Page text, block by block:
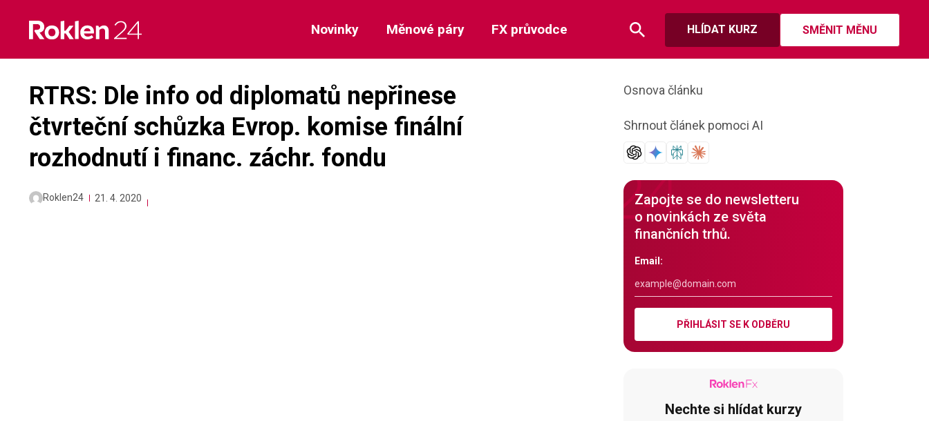
content
HLÍDAT KURZ SMĚNIT MĚNU
Novinky Měnové páry FX průvodce
RTRS: Dle info od diplomatů nepřinese
čtvrteční schůzka Evrop. komise finální
rozhodnutí i financ. záchr. fondu
Roklen24 21. 4. 2020
Osnova článku
Shrnout článek pomoci AI
Zapojte se do newsletteru
o novinkách ze světa
finančních trhů.
Email:
PŘIHLÁSIT SE K ODBĚRU
Nechte si hlídat kurzy